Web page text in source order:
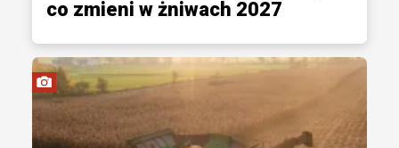
co zmieni w żniwach 2027